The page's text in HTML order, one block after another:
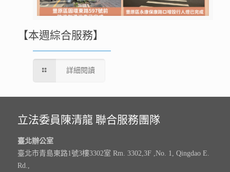
【本週綜合服務】
詳細閱讀
立法委員陳清龍 聯合服務團隊
臺北辦公室
臺北市青島東路1號3樓3302室 Rm. 3302,3F ,No. 1, Qingdao E.
Rd.,